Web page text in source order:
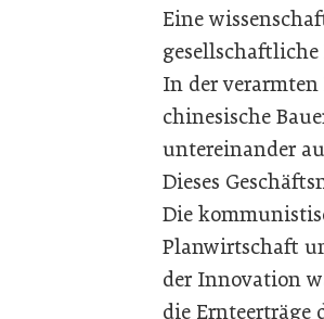
Eine
In der
chinesische
untereinander
Dieses
Die
Planwirtschaft
der Innovation
die Ernteerträge